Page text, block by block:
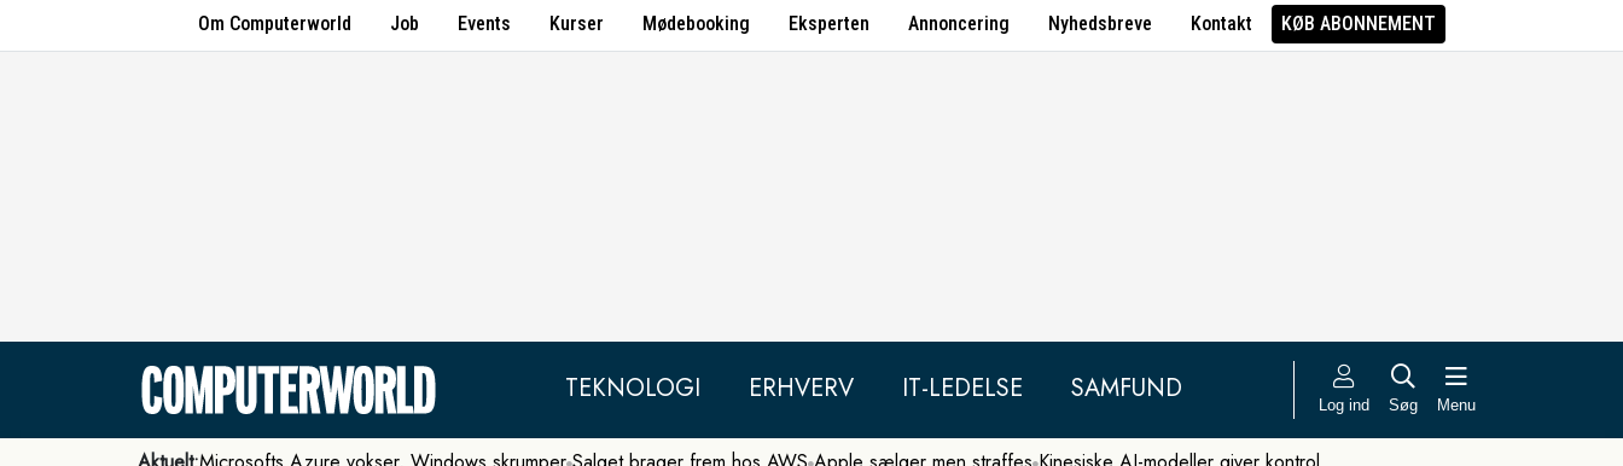
Om Computerworld Job Events Kurser Mødebooking Eksperten Annoncering Nyhedsbreve Kontakt KØB ABONNEMENT
TEKNOLOGI ERHVERV IT-LEDELSE SAMFUND Log ind Søg Menu